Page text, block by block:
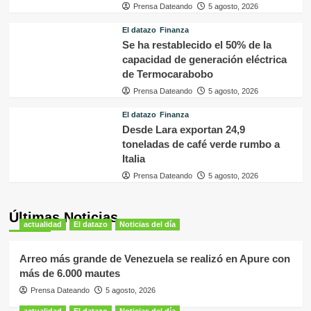
Prensa Dateando 5 agosto, 2026
El datazo Finanza
Se ha restablecido el 50% de la
capacidad de generación eléctrica
de Termocarabobo
Prensa Dateando 5 agosto, 2026
El datazo Finanza
Desde Lara exportan 24,9
toneladas de café verde rumbo a
Italia
Prensa Dateando 5 agosto, 2026
Últimas Noticias
actualidad El datazo Noticias del día
Arreo más grande de Venezuela se realizó en Apure con
más de 6.000 mautes
Prensa Dateando 5 agosto, 2026